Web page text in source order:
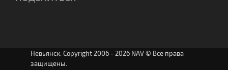
Невьянск. Copyright 2006 - 2026 NAV © Все права
защищены.